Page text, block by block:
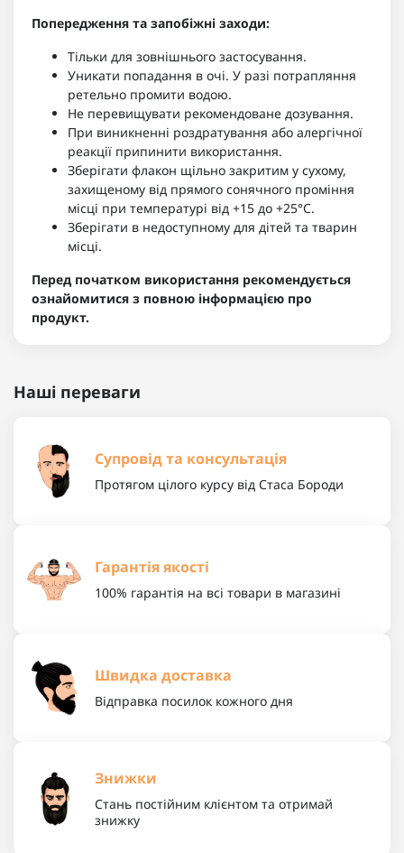
Попередження та запобіжні заходи:
Тільки для зовнішнього застосування.
Уникати попадання в очі. У разі потрапляння
ретельно промити водою.
Не перевищувати рекомендоване дозування.
При виникненні роздратування або алергічної
реакції припинити використання.
Зберігати флакон щільно закритим у сухому,
захищеному від прямого сонячного проміння
місці при температурі від +15 до +25°C.
Зберігати в недоступному для дітей та тварин
місці.
Перед початком використання рекомендується
ознайомитися з повною інформацією про
продукт.
Наші переваги
Супровід та консультація
Протягом цілого курсу від Стаса Бороди
Гарантія якості
100% гарантія на всі товари в магазині
Швидка доставка
Відправка посилок кожного дня
Знижки
Стань постійним клієнтом та отримай
знижку